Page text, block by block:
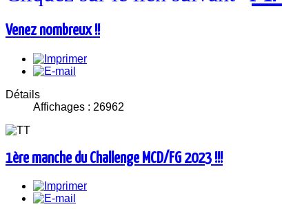
Venez nombreux !!
Détails
Affichages : 26962
1ère manche du Challenge MCD/FG 2023 !!!